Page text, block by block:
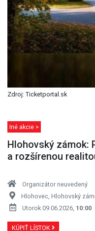
Zdroj: Ticketportal.sk
Iné akcie >
Hlohovský zámok:
a rozšírenou
Organizátor neuvedený
Hlohovec, Hlohovský
Utorok 09.06.2026, 10:00
KÚPIŤ LÍSTOK